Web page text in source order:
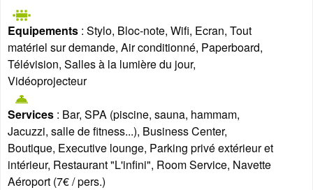
Equipements : Stylo, Bloc-note, Wifi, Ecran, Tout
matériel sur demande, Air conditionné, Paperboard,
Télévision, Salles à la lumière du jour,
Vidéoprojecteur
Services : Bar, SPA (piscine, sauna, hammam,
Jacuzzi, salle de fitness...), Business Center,
Boutique, Executive lounge, Parking privé extérieur et
intérieur, Restaurant "L'infini", Room Service, Navette
Aéroport (7€ / pers.)